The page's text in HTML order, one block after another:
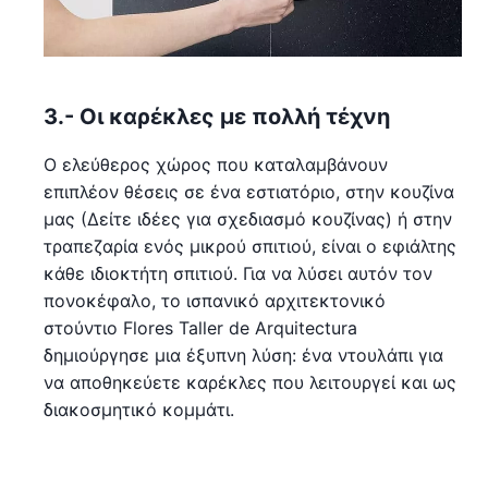
3.- Οι καρέκλες με πολλή τέχνη
Ο ελεύθερος χώρος που καταλαμβάνουν
επιπλέον θέσεις σε ένα εστιατόριο, στην κουζίνα
μας (Δείτε ιδέες για σχεδιασμό κουζίνας) ή στην
τραπεζαρία ενός μικρού σπιτιού, είναι ο εφιάλτης
κάθε ιδιοκτήτη σπιτιού. Για να λύσει αυτόν τον
πονοκέφαλο, το ισπανικό αρχιτεκτονικό
στούντιο Flores Taller de Arquitectura
δημιούργησε μια έξυπνη λύση: ένα ντουλάπι για
να αποθηκεύετε καρέκλες που λειτουργεί και ως
διακοσμητικό κομμάτι.